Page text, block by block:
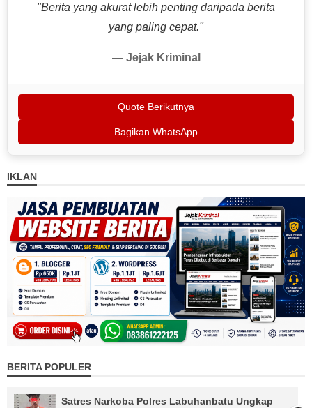
"Berita yang akurat lebih penting daripada berita
yang paling cepat."
— Jejak Kriminal
Quote Berikutnya
Bagikan WhatsApp
IKLAN
BERITA POPULER
Satres Narkoba Polres Labuhanbatu Ungkap